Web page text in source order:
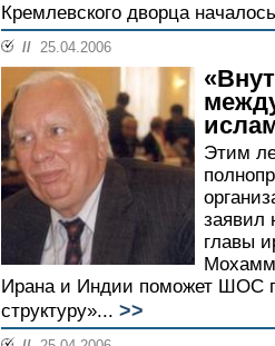
Кремлевского дворца
// 25.04.2006
Этим
заявил
главы
Ирана и Индии поможет ШОС
структуру»... >>